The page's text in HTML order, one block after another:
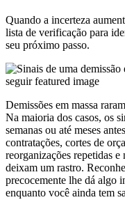
Quando a incerteza
lista de verificação para
seu próximo passo.
Demissões em massa
Na maioria dos casos, os
semanas ou até meses
contratações, cortes de
reorganizações repetidas e
deixam um rastro.
precocemente lhe dá algo
enquanto você ainda tem